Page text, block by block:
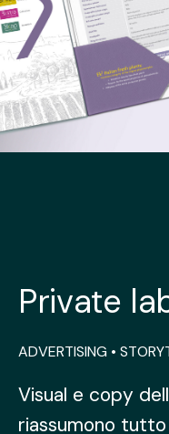
Private
ADVERTISING •
Visual e copy
Visual e copy
riassumono
riassumono